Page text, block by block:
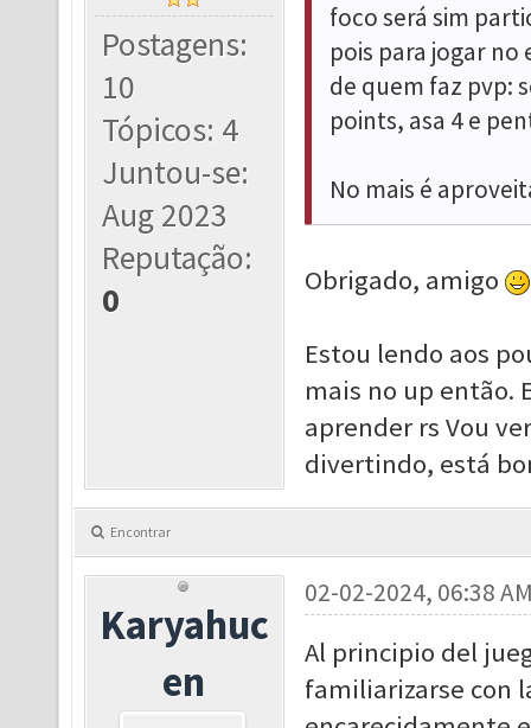
Postagens:
10
Tópicos: 4
Juntou-se:
Aug 2023
Reputação:
0
foco será sim
pois para jogar no
de quem faz pvp:
points, asa 4 e
No mais é
Obrigado, amigo
Estou lendo aos
mais no up então.
aprender rs Vou
divertindo, está
Encontrar
Karyahuc
en
02-02-2024, 06:38
Al principio del
familiarizarse con